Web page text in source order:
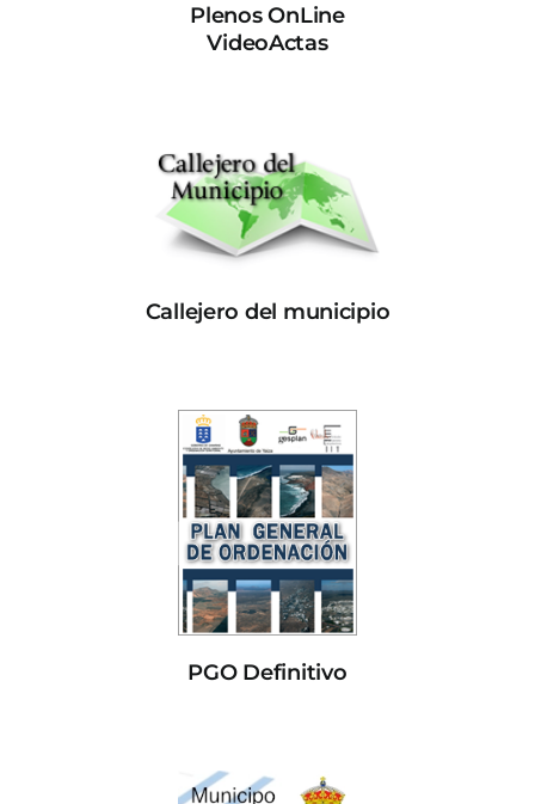
Plenos OnLine
VideoActas
Callejero del municipio
PGO Definitivo